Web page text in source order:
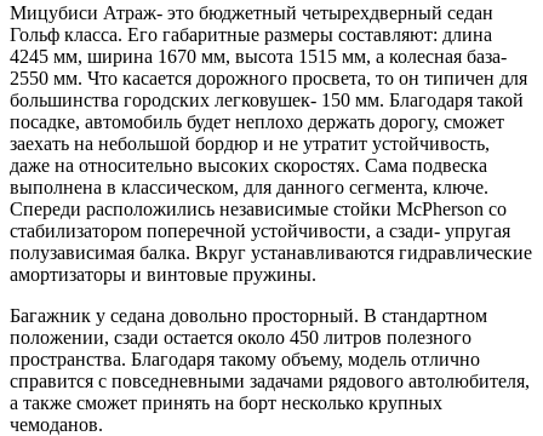
Мицубиси Атраж- это бюджетный четырехдверный седан
Гольф класса. Его габаритные размеры составляют: длина
4245 мм, ширина 1670 мм, высота 1515 мм, а колесная база-
2550 мм. Что касается дорожного просвета, то он типичен для
большинства городских легковушек- 150 мм. Благодаря такой
посадке, автомобиль будет неплохо держать дорогу, сможет
заехать на небольшой бордюр и не утратит устойчивость,
даже на относительно высоких скоростях. Сама подвеска
выполнена в классическом, для данного сегмента, ключе.
Спереди расположились независимые стойки McPherson со
стабилизатором поперечной устойчивости, а сзади- упругая
полузависимая балка. Вкруг устанавливаются гидравлические
амортизаторы и винтовые пружины.
Багажник у седана довольно просторный. В стандартном
положении, сзади остается около 450 литров полезного
пространства. Благодаря такому объему, модель отлично
справится с повседневными задачами рядового автолюбителя,
а также сможет принять на борт несколько крупных
чемоданов.